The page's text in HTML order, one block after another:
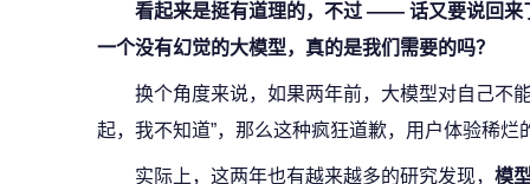
看起来是挺有道理的，不过 —— 话又要说回来
一个没有幻觉的大模型，真的是我们需要的吗？
换个角度来说，如果两年前，大模型对自己不
起，我不知道”，那么这种疯狂道歉，用户体验稀烂
实际上，这两年也有越来越多的研究发现， 模